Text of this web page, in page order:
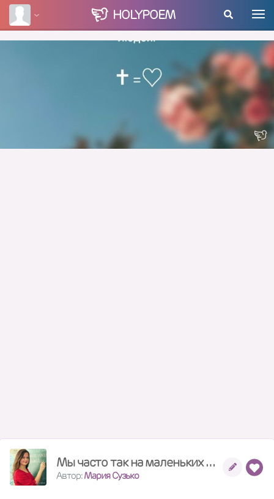
HOLYPOEM
Мы часто так на маленьких детей похожи
Автор:Мария Сузько